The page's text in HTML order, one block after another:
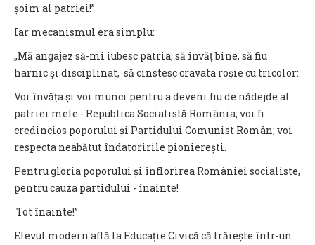
șoim al patriei!”
Iar mecanismul era simplu:
„Mă angajez să-mi iubesc patria, să învăț bine, să fiu
harnic și disciplinat, să cinstesc cravata roșie cu tricolor:
Voi învăța și voi munci pentru a deveni fiu de nădejde al
patriei mele - Republica Socialistă România; voi fi
credincios poporului și Partidului Comunist Român; voi
respecta neabătut îndatoririle pionierești.
Pentru gloria poporului și înflorirea României socialiste,
pentru cauza partidului - înainte!
Tot înainte!”
Elevul modern află la Educație Civică că trăiește într-un